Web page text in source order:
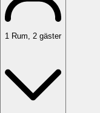
1 Rum 2 gäster